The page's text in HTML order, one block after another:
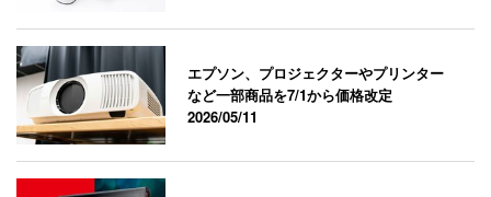
エプソン、プロジェクターやプリンター
など一部商品を7/1から価格改定
2026/05/11